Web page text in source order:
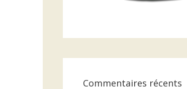
Commentaires récents